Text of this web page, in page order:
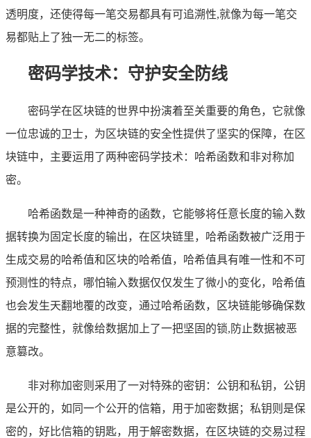
透明度，还使得每一笔交易都具有可追溯性,就像为每一笔交
易都贴上了独一无二的标签。
密码学技术：守护安全防线
密码学在区块链的世界中扮演着至关重要的角色，它就像
一位忠诚的卫士，为区块链的安全性提供了坚实的保障，在区
块链中，主要运用了两种密码学技术：哈希函数和非对称加
密。
哈希函数是一种神奇的函数，它能够将任意长度的输入数
据转换为固定长度的输出，在区块链里，哈希函数被广泛用于
生成交易的哈希值和区块的哈希值，哈希值具有唯一性和不可
预测性的特点，哪怕输入数据仅仅发生了微小的变化，哈希值
也会发生天翻地覆的改变，通过哈希函数，区块链能够确保数
据的完整性，就像给数据加上了一把坚固的锁,防止数据被恶
意篡改。
非对称加密则采用了一对特殊的密钥：公钥和私钥，公钥
是公开的，如同一个公开的信箱，用于加密数据；私钥则是保
密的，好比信箱的钥匙，用于解密数据，在区块链的交易过程